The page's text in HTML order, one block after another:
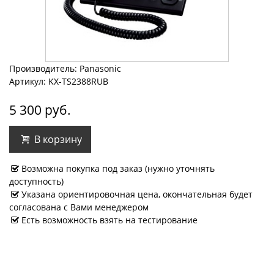
Производитель: Panasonic
Артикул: KX-TS2388RUB
5 300 руб.
В корзину
Возможна покупка под заказ (нужно уточнять
доступность)
Указана ориентировочная цена, окончательная будет
согласована с Вами менеджером
Есть возможность взять на тестирование